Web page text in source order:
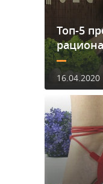
Топ-5
рациона
16.04.2020